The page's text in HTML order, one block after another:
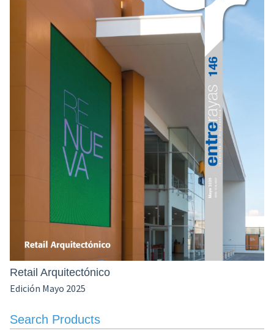
Retail Arquitectónico
Edición Mayo 2025
Search Products